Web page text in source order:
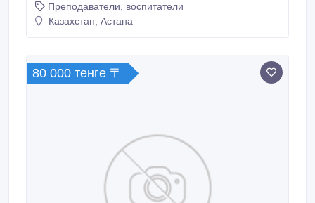
Преподаватели, воспитатели
Казахстан, Астана
80 000 тенге 〒